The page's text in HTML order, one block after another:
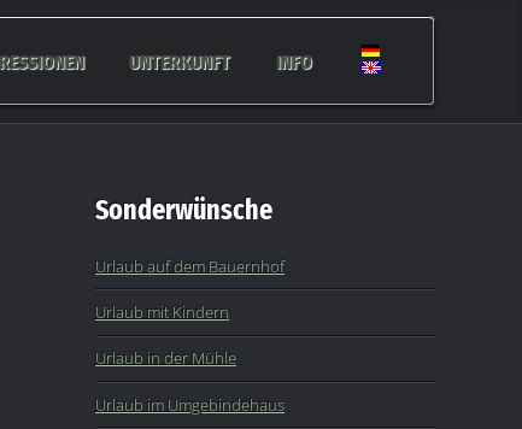
UNTERKUNFT INFO
Sonderwünsche
Urlaub auf dem Bauernhof
Urlaub mit Kindern
Urlaub in der Mühle
Urlaub im Umgebindehaus